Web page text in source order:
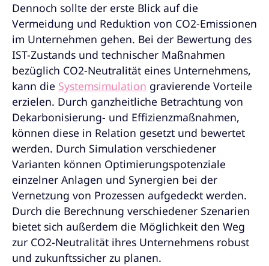
Dennoch sollte der erste Blick auf die
Vermeidung und Reduktion von CO2-Emissionen
im Unternehmen gehen. Bei der Bewertung des
IST-Zustands und technischer Maßnahmen
bezüglich CO2-Neutralität eines Unternehmens,
kann die Systemsimulation gravierende Vorteile
erzielen. Durch ganzheitliche Betrachtung von
Dekarbonisierung- und Effizienzmaßnahmen,
können diese in Relation gesetzt und bewertet
werden. Durch Simulation verschiedener
Varianten können Optimierungspotenziale
einzelner Anlagen und Synergien bei der
Vernetzung von Prozessen aufgedeckt werden.
Durch die Berechnung verschiedener Szenarien
bietet sich außerdem die Möglichkeit den Weg
zur CO2-Neutralität ihres Unternehmens robust
und zukunftssicher zu planen.